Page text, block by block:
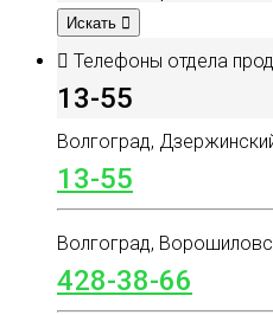
Искать
Телефоны отдела
13-55
Волгоград,
13-55
Волгоград,
428-38-66